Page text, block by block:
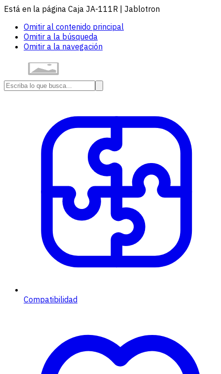
Está en la página Caja JA-111R | Jablotron
Omitir al contenido principal
Omitir a la búsqueda
Omitir a la navegación
Compatibilidad